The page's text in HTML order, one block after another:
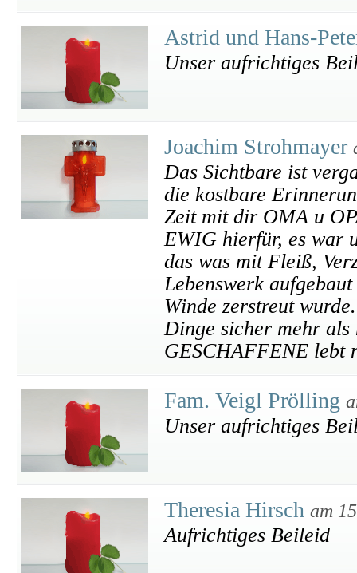
Astrid und Hans-
Unser aufrichtiges
Joachim Strohmayer
Das Sichtbare ist
die kostbare
Zeit mit dir OMA u
EWIG hierfür, es war
das was mit Fleiß,
Lebenswerk
Winde zerstreut
Dinge sicher mehr als
GESCHAFFENE lebt
Fam. Veigl Prölling
Unser aufrichtiges
Theresia Hirsch am
Aufrichtiges Beileid